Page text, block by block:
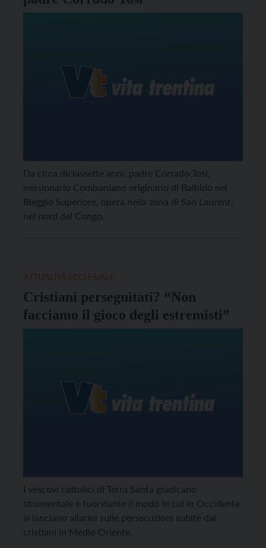
Da circa diciassette anni, padre Corrado Tosi,
missionario Comboniano originario di Balbido nel
Bleggio Superiore, opera nella zona di San Laurent,
nel nord del Congo.
Cristiani perseguitati? “Non
facciamo il gioco degli estremisti”
I vescovi cattolici di Terra Santa giudicano
strumentale e fuorviante il modo in cui in Occidente
si lanciano allarmi sulle persecuzioni subite dai
cristiani in Medio Oriente.